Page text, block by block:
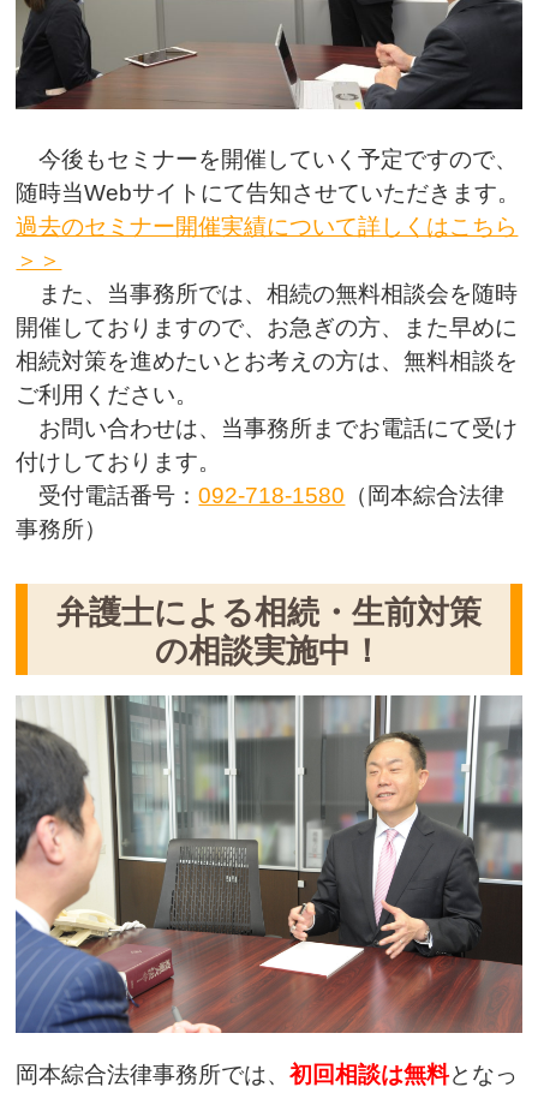
今後もセミナーを開催していく予定ですので、
随時当Webサイトにて告知させていただきます。
過去のセミナー開催実績について詳しくはこちら
＞＞
また、当事務所では、相続の無料相談会を随時
開催しておりますので、お急ぎの方、また早めに
相続対策を進めたいとお考えの方は、無料相談を
ご利用ください。
お問い合わせは、当事務所までお電話にて受け
付けしております。
受付電話番号：092‐718-1580 （岡本綜合法律
事務所）
弁護士による相続・生前対策
の相談実施中！
岡本綜合法律事務所では、初回相談は無料となっ